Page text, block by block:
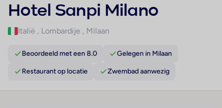
Hotel Sanpi Milano
Italië , Lombardije , Milaan
Beoordeeld met een 8.0 Gelegen in Milaan
Restaurant op locatie Zwembad aanwezig